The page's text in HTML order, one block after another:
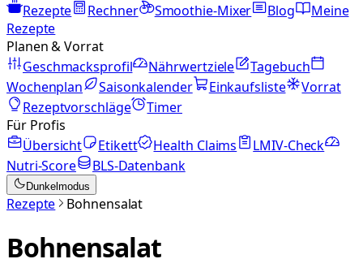
Rezepte
Rechner Smoothie-Mixer Blog
Meine
Rezepte
Planen & Vorrat
Geschmacksprofil
Nährwertziele
Tagebuch
Wochenplan
Saisonkalender Einkaufsliste
Vorrat
Rezeptvorschläge
Timer
Für Profis
Übersicht
Etikett Health Claims
LMIV-Check
Nutri-Score
BLS-Datenbank
Dunkelmodus
Rezepte Bohnensalat
Bohnensalat